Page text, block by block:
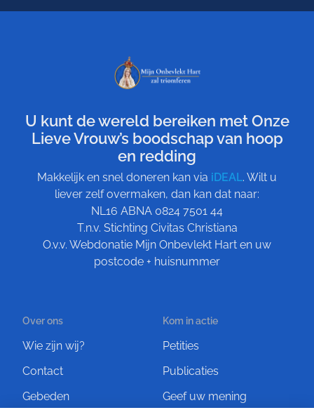
U kunt de wereld bereiken met Onze
Lieve Vrouw’s boodschap van hoop
en redding
Makkelijk en snel doneren kan via iDEAL. Wilt u
liever zelf overmaken, dan kan dat naar:
NL16 ABNA 0824 7501 44
T.n.v. Stichting Civitas Christiana
O.v.v. Webdonatie Mijn Onbevlekt Hart en uw
postcode + huisnummer
Over ons
Wie zijn wij?
Contact
Gebeden
Kom in actie
Petities
Publicaties
Geef uw mening